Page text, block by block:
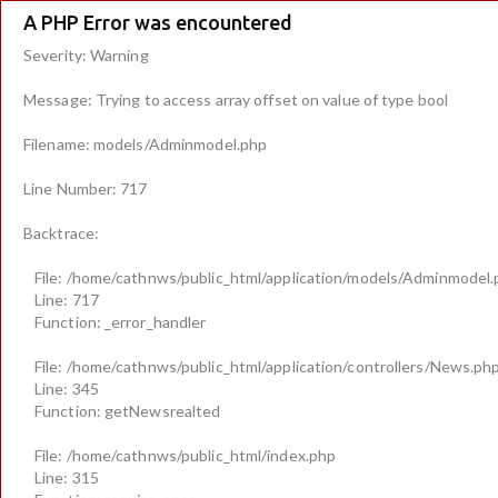
A PHP Error was encountered
Severity: Warning
Message: Trying to access array offset on value of type bool
Filename: models/Adminmodel.php
Line Number: 717
Backtrace:
File: /home/cathnws/public_html/application/models/
Line: 717
Function: _error_handler
File: /home/cathnws/public_html/application/controllers/News.php
Line: 345
Function: getNewsrealted
File: /home/cathnws/public_html/index.php
Line: 315